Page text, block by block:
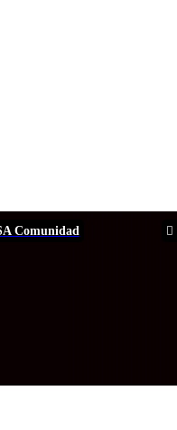
Comunidad